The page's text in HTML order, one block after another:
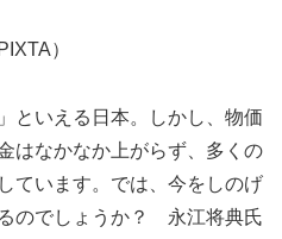
）
といえる日本。しかし、物価
はなかなか上がらず、多くの
ています。では、今をしのげ
のでしょうか？ 永江将典氏